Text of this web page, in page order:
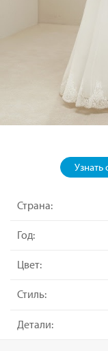
Узнать
Страна:
Год:
Цвет:
Стиль:
Детали: